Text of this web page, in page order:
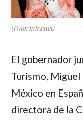
(Foto: Internet)
El gobernador
Turismo, Miguel
México en
directora de la